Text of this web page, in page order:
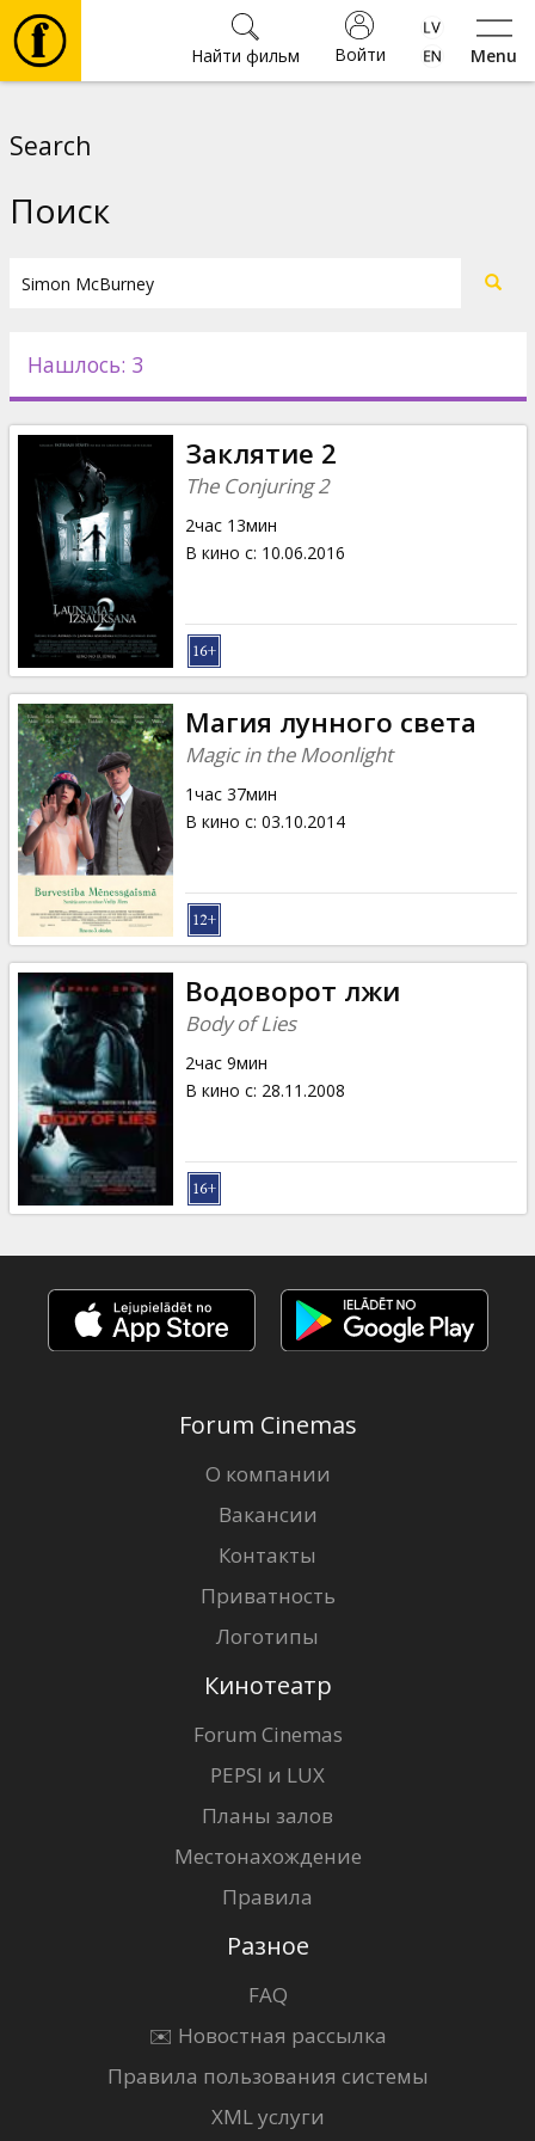
Menu
Войти
Найти фильм
Новости
Подарки
Кинозакуски
B2B
Клуб
Search
Поиск
Нашлось: 3
Заклятие 2
The Conjuring 2
2час 13мин
В кино с: 10.06.2016
Магия лунного света
Magic in the Moonlight
1час 37мин
В кино с: 03.10.2014
Водоворот лжи
Body of Lies
2час 9мин
В кино с: 28.11.2008
Forum Cinemas
О компании
Вакансии
Контакты
Приватность
Логотипы
Кинотеатр
Forum Cinemas
PEPSI и LUX
Планы залов
Местонахождение
Правила
Разное
FAQ
✉️ Новостная рассылка
Правила пользования системы
XML услуги